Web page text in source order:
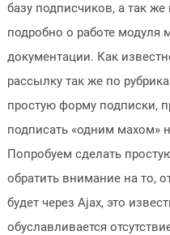
базу подписчиков, а так
подробно о работе
документации. Как
рассылку так же по
простую форму подписки,
подписать «одним махом»
Попробуем сделать
обратить внимание на то,
будет через Ajax, это
обуславливается